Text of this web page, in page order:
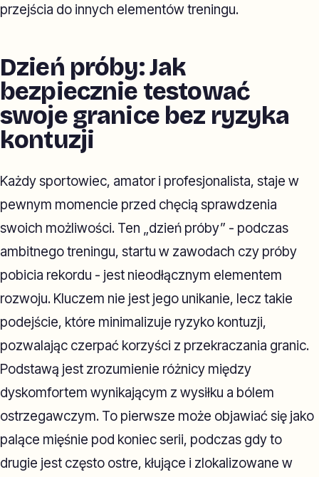
przejścia do innych elementów treningu.
Dzień próby: Jak
bezpiecznie testować
swoje granice bez ryzyka
kontuzji
Każdy sportowiec, amator i profesjonalista, staje w
pewnym momencie przed chęcią sprawdzenia
swoich możliwości. Ten „dzień próby” - podczas
ambitnego treningu, startu w zawodach czy próby
pobicia rekordu - jest nieodłącznym elementem
rozwoju. Kluczem nie jest jego unikanie, lecz takie
podejście, które minimalizuje ryzyko kontuzji,
pozwalając czerpać korzyści z przekraczania granic.
Podstawą jest zrozumienie różnicy między
dyskomfortem wynikającym z wysiłku a bólem
ostrzegawczym. To pierwsze może objawiać się jako
palące mięśnie pod koniec serii, podczas gdy to
drugie jest często ostre, kłujące i zlokalizowane w